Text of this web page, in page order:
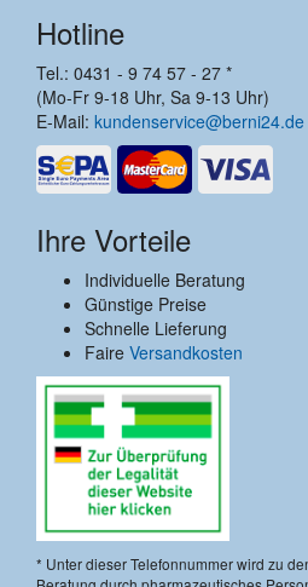
Hotline
Tel.: 0431 - 9 74 57 - 27 *
(Mo-Fr 9-18 Uhr, Sa 9-13 Uhr)
E-Mail: kundenservice@berni24.de
Ihre Vorteile
Individuelle Beratung
Günstige Preise
Schnelle Lieferung
Faire Versandkosten
* Unter dieser Telefonnummer wird zu